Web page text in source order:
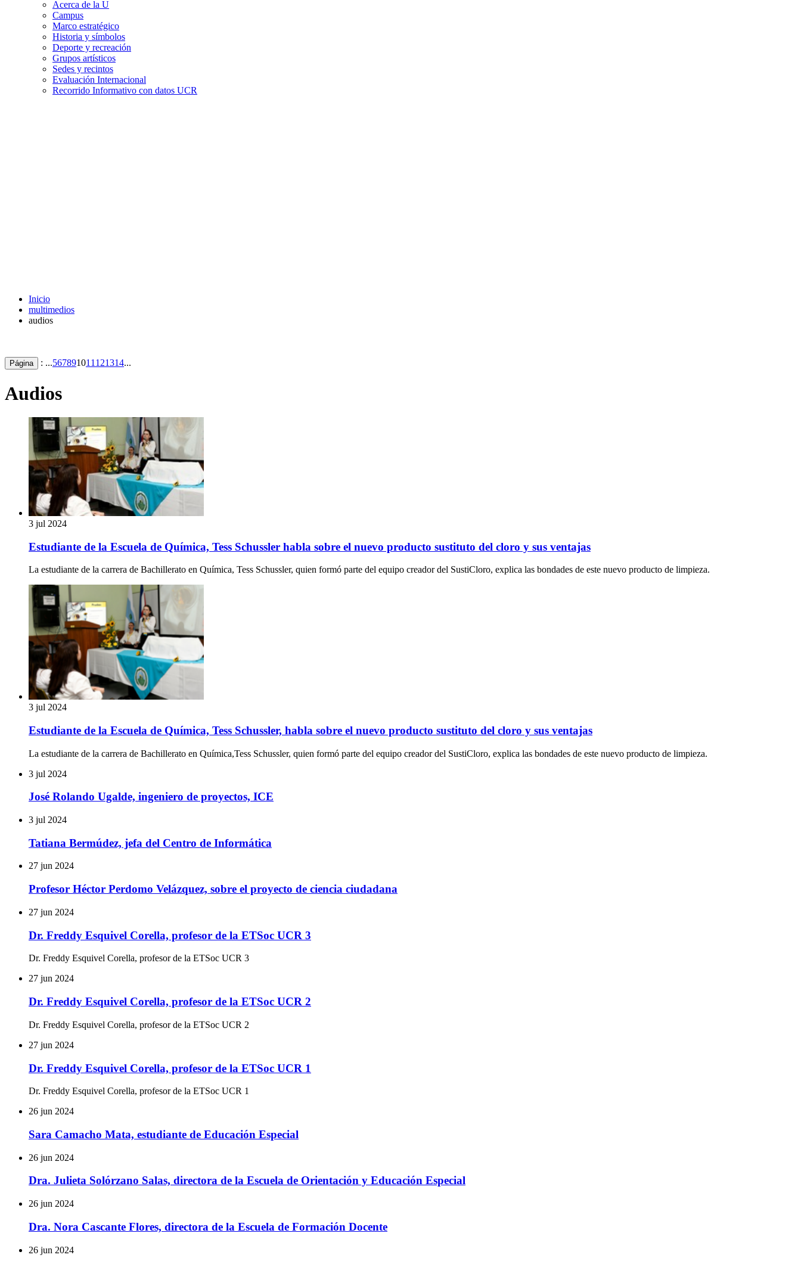
Acerca de la U
Campus
Marco estratégico
Historia y símbolos
Deporte y recreación
Grupos artísticos
Sedes y recintos
Evaluación Internacional
Recorrido Informativo con datos UCR
Inicio
multimedios
audios
Página : ...567891011 121314...
Audios
3 jul 2024
Estudiante de la Escuela de Química, Tess Schussler habla sobre el nuevo producto sustituto del cloro y sus ventajas
La estudiante de la carrera de Bachillerato en Química, Tess Schussler, quien formó parte del equipo creador del SustiCloro, explica las bondades de este nuevo producto de limpieza.
3 jul 2024
Estudiante de la Escuela de Química, Tess Schussler, habla sobre el nuevo producto sustituto del cloro y sus ventajas
La estudiante de la carrera de Bachillerato en Química,Tess Schussler, quien formó parte del equipo creador del SustiCloro, explica las bondades de este nuevo producto de limpieza.
3 jul 2024
José Rolando Ugalde, ingeniero de proyectos, ICE
3 jul 2024
Tatiana Bermúdez, jefa del Centro de Informática
27 jun 2024
Profesor Héctor Perdomo Velázquez, sobre el proyecto de ciencia ciudadana
27 jun 2024
Dr. Freddy Esquivel Corella, profesor de la ETSoc UCR 3
Dr. Freddy Esquivel Corella, profesor de la ETSoc UCR 3
27 jun 2024
Dr. Freddy Esquivel Corella, profesor de la ETSoc UCR 2
Dr. Freddy Esquivel Corella, profesor de la ETSoc UCR 2
27 jun 2024
Dr. Freddy Esquivel Corella, profesor de la ETSoc UCR 1
Dr. Freddy Esquivel Corella, profesor de la ETSoc UCR 1
26 jun 2024
Sara Camacho Mata, estudiante de Educación Especial
26 jun 2024
Dra. Julieta Solórzano Salas, directora de la Escuela de Orientación y Educación Especial
26 jun 2024
Dra. Nora Cascante Flores, directora de la Escuela de Formación Docente
26 jun 2024